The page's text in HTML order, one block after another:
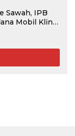
Sawah, IPB
Mobil Klinik